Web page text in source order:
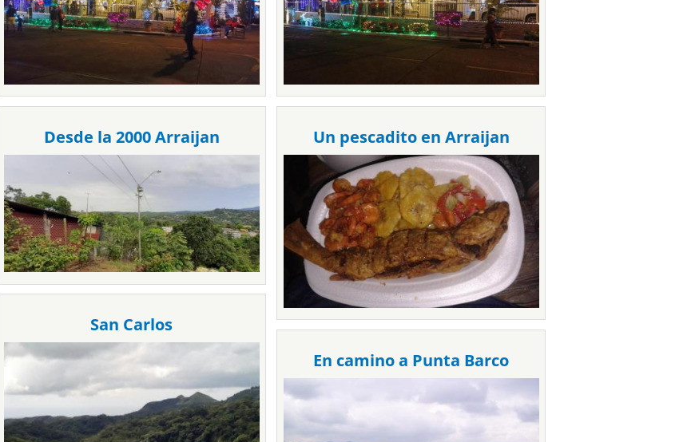
Desde la 2000 Arraijan Un pescadito en Arraijan
San Carlos
En camino a Punta Barco